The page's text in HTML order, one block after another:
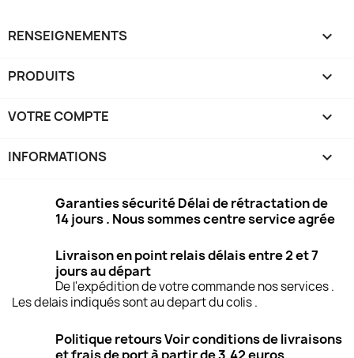
RENSEIGNEMENTS 
PRODUITS 
VOTRE COMPTE 
INFORMATIONS keyboard_arrow_down
Garanties sécurité Délai de rétractation de
14 jours . Nous sommes centre service agrée
Livraison en point relais délais entre 2 et 7
jours au départ
De l'expédition de votre commande nos services .
Les delais indiqués sont au depart du colis .
Politique retours Voir conditions de livraisons